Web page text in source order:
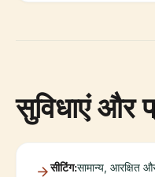
सुविधाएं और
सीटिंग:सामान्य, आरक्षित